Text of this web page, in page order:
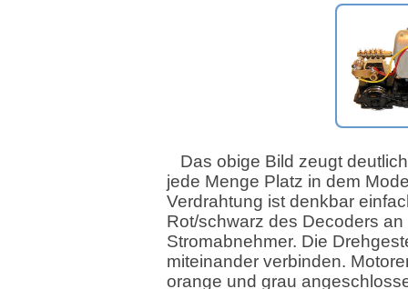
Das obige Bild zeugt
jede Menge Platz in dem
Verdrahtung ist denkbar
Rot/schwarz des Decoders an
Stromabnehmer. Die
miteinander verbinden.
orange und grau